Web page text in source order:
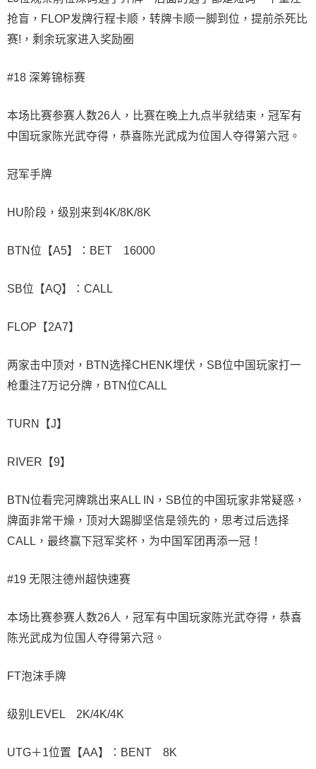
抢盲，FLOP发牌行程卡顺，转牌卡顺一脚到位，提前杀死比
赛!，剩余玩家进入奖励圈
#18 深筹锦标赛
本场比赛参赛人数26人，比赛在晚上九点半就结束，冠军有
中国玩家陈光武夺得，恭喜陈光武成为位国人夺得第六冠。
冠军手牌
HU阶段，级别来到4K/8K/8K
BTN位【A5】：BET 16000
SB位【AQ】：CALL
FLOP【2A7】
两家击中顶对，BTN选择CHENK埋伏，SB位中国玩家打一
枪重注7万记分牌，BTN位CALL
TURN【J】
RIVER【9】
BTN位看完河牌跳出来ALL IN，SB位的中国玩家非常疑惑，
牌面非常干燥，顶对大踢脚坚信是领先的，思考过后选择
CALL，最终赢下冠军奖杯，为中国军团再添一冠！
#19 无限注德州超快速赛
本场比赛参赛人数26人，冠军有中国玩家陈光武夺得，恭喜
陈光武成为位国人夺得第六冠。
FT泡沫手牌
级别LEVEL 2K/4K/4K
UTG＋1位置【AA】：BENT 8K